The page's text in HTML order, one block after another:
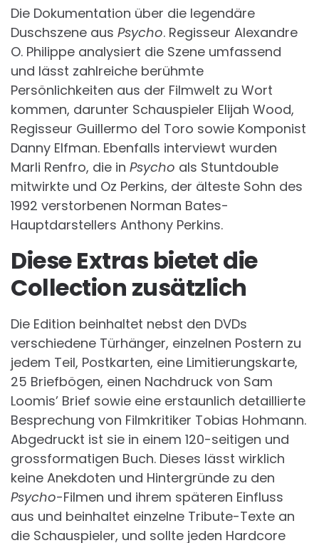
Die Dokumentation über die legendäre
Duschszene aus Psycho. Regisseur Alexandre
O. Philippe analysiert die Szene umfassend
und lässt zahlreiche berühmte
Persönlichkeiten aus der Filmwelt zu Wort
kommen, darunter Schauspieler Elijah Wood,
Regisseur Guillermo del Toro sowie Komponist
Danny Elfman. Ebenfalls interviewt wurden
Marli Renfro, die in Psycho als Stuntdouble
mitwirkte und Oz Perkins, der älteste Sohn des
1992 verstorbenen Norman Bates-
Hauptdarstellers Anthony Perkins.
Diese Extras bietet die
Collection zusätzlich
Die Edition beinhaltet nebst den DVDs
verschiedene Türhänger, einzelnen Postern zu
jedem Teil, Postkarten, eine Limitierungskarte,
25 Briefbögen, einen Nachdruck von Sam
Loomis’ Brief sowie eine erstaunlich detaillierte
Besprechung von Filmkritiker Tobias Hohmann.
Abgedruckt ist sie in einem 120-seitigen und
grossformatigen Buch. Dieses lässt wirklich
keine Anekdoten und Hintergründe zu den
Psycho-Filmen und ihrem späteren Einfluss
aus und beinhaltet einzelne Tribute-Texte an
die Schauspieler, und sollte jeden Hardcore